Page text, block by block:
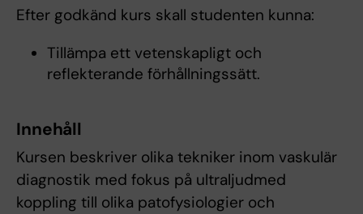
Efter godkänd kurs skall studenten kunna:
Tillämpa ett vetenskapligt och
reflekterande förhållningssätt.
Innehåll
Kursen beskriver olika tekniker inom vaskulär
diagnostik med fokus på ultraljudmed
koppling till olika patofysiologier och